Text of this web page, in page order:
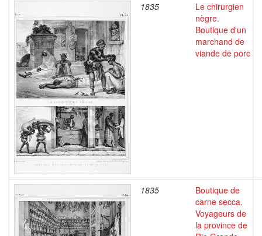
1835
Le chirurgien
nègre.
Boutique d'un
marchand de
viande de porc
1835
Boutique de
carne secca.
Voyageurs de
la province de